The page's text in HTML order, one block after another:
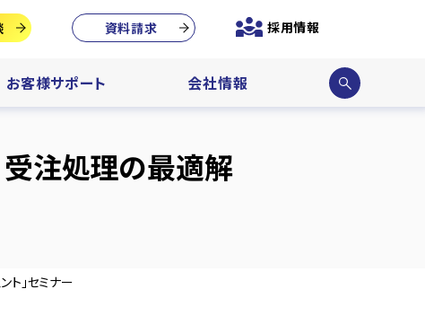
お客様サポート 会社情報
サイ
ト内
資料請求 採用情報
受注処理の最適解
ト」セミナー